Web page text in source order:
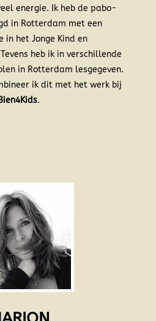
energie. Ik heb de pabo-
in Rotterdam met een
in het Jonge Kind en
heb ik in verschillende
in Rotterdam lesgegeven.
ik dit met het werk bij
Bien4Kids.